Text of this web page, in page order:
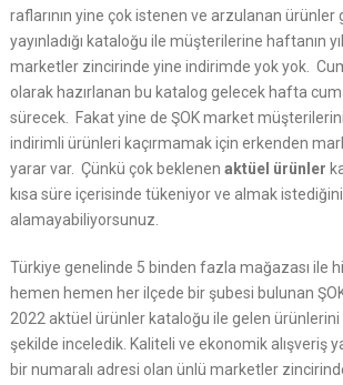
raflarının yine çok istenen ve arzulanan ürünler
yayınladığı kataloğu ile müşterilerine haftanın
marketler zincirinde yine indirimde yok yok.
olarak hazırlanan bu katalog gelecek hafta
sürecek. Fakat yine de ŞOK market
indirimli ürünleri kaçırmamak için erkenden
yarar var. Çünkü çok beklenen aktüel ürünler
kısa süre içerisinde tükeniyor ve almak
alamayabiliyorsunuz.
Türkiye genelinde 5 binden fazla mağazası ile
hemen hemen her ilçede bir şubesi bulunan
2022 aktüel ürünler kataloğu ile gelen ürünlerini
şekilde inceledik. Kaliteli ve ekonomik alışveriş
bir numaralı adresi olan ünlü marketler